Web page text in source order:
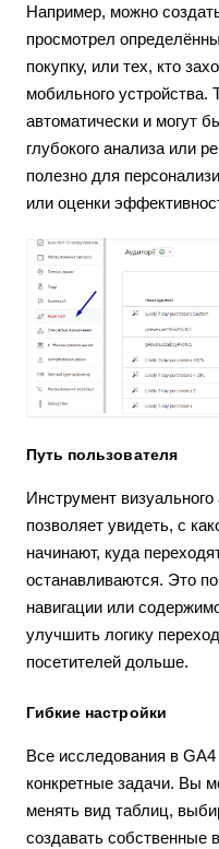
Например, можно
просмотрел
покупку, или тех, кто
мобильного устройства.
автоматически и могут
глубокого анализа или
полезно для
или оценки
Путь пользователя
Инструмент
позволяет увидеть, с
начинают, куда
останавливаются. Это
навигации или
улучшить логику
посетителей дольше.
Гибкие настройки
Все исследования в
конкретные задачи. Вы
менять вид таблиц,
создавать собственные